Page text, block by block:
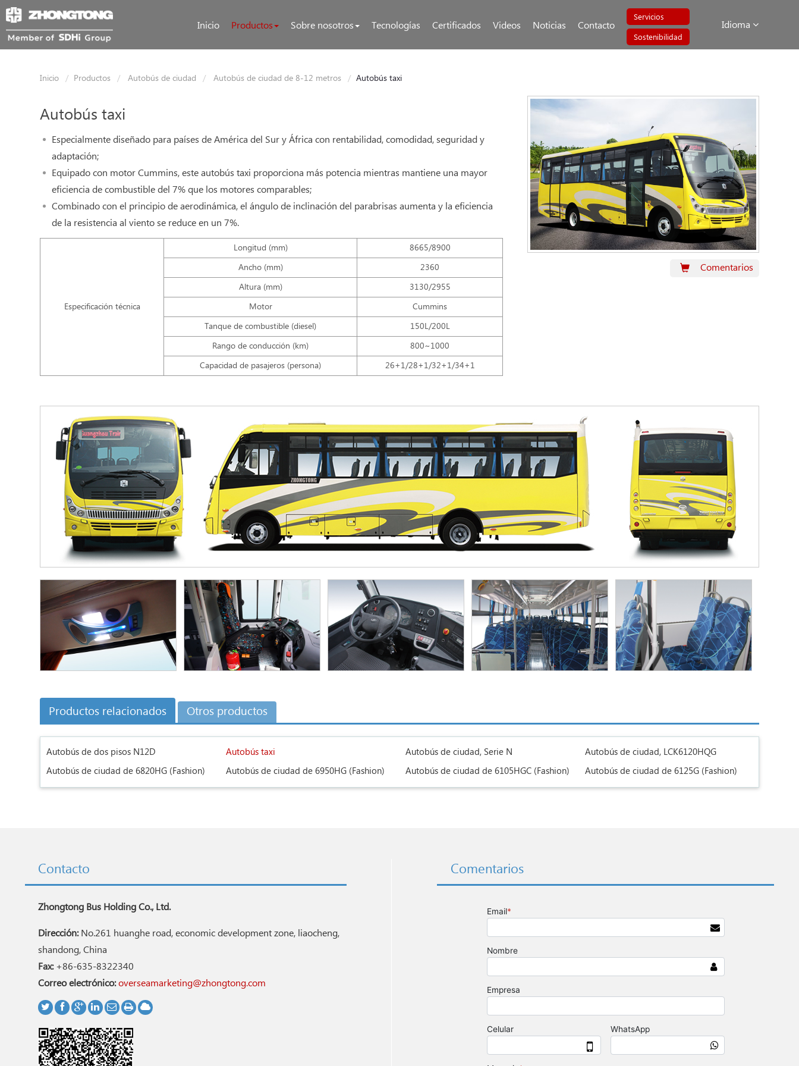
Idioma
Inicio Productos Sobre nosotros Tecnologías Certificados Videos Noticias Contacto
Servicios
Sostenibilidad
Inicio Productos Autobús de ciudad Autobús de ciudad de 8-12 metros Autobús taxi
Comentarios
Autobús taxi
Especialmente diseñado para países de América del Sur y África con rentabilidad, comodidad, seguridad y
adaptación;
Equipado con motor Cummins, este autobús taxi proporciona más potencia mientras mantiene una mayor
eficiencia de combustible del 7% que los motores comparables;
Combinado con el principio de aerodinámica, el ángulo de inclinación del parabrisas aumenta y la eficiencia
de la resistencia al viento se reduce en un 7%.
Especificación técnica
Longitud (mm)
8665/8900
Ancho (mm)
2360
Altura (mm)
3130/2955
Motor
Cummins
Tanque de combustible (diesel)
150L/200L
Rango de conducción (km)
800~1000
Capacidad de pasajeros (persona)
26+1/28+1/32+1/34+1
Productos relacionados Otros productos
Autobús de dos pisos N12D Autobús taxi Autobús de ciudad, Serie N
Autobús de ciudad, LCK6120HQG
Autobús de ciudad de 6820HG (Fashion)
Autobús de ciudad de 6950HG (Fashion) Autobús de ciudad de 6105HGC (Fashion) Autobús de ciudad de 6125G (Fashion)
Comentarios
Contacto
Zhongtong Bus Holding Co., Ltd.
Dirección:No.261 huanghe road, economic development zone, liaocheng,
shandong, China
Fax:+86-635-8322340
Correo electrónico: overseamarketing@zhongtong.com